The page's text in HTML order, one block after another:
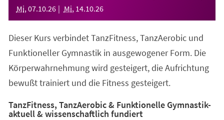
Mi, 07.10.26 Mi, 14.10.26
Dieser Kurs verbindet TanzFitness, TanzAerobic und
Funktioneller Gymnastik in ausgewogener Form. Die
Körperwahrnehmung wird gesteigert, die Aufrichtung
bewußt trainiert und die Fitness gesteigert.
TanzFitness, TanzAerobic & Funktionelle Gymnastik-
aktuell & wissenschaftlich fundiert